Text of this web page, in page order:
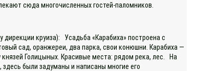
сюда многочисленных гостей-паломников.
дирекции круиза): Усадьба «Карабиха» построена с
сад, оранжереи, два парка, свои конюшни. Карабиха —
князей Голицыных. Красивые места: рядом река, лес. На
были задуманы и написаны многие его